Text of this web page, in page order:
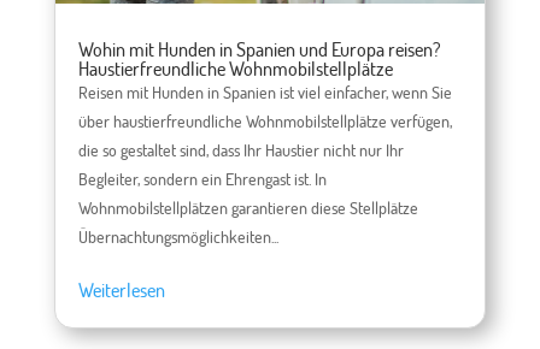
Wohin mit Hunden in Spanien und Europa reisen?
Haustierfreundliche Wohnmobilstellplätze
Reisen mit Hunden in Spanien ist viel einfacher, wenn Sie
über haustierfreundliche Wohnmobilstellplätze verfügen,
die so gestaltet sind, dass Ihr Haustier nicht nur Ihr
Begleiter, sondern ein Ehrengast ist. In
Wohnmobilstellplätzen garantieren diese Stellplätze
Übernachtungsmöglichkeiten...
Weiterlesen